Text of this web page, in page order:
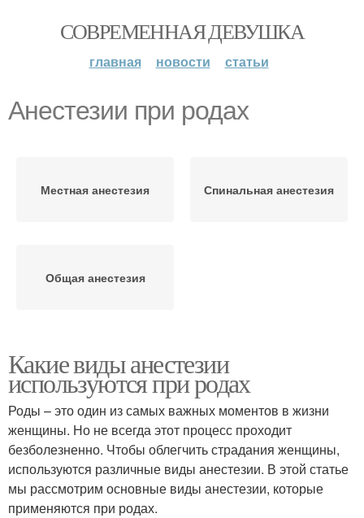
СОВРЕМЕННАЯ ДЕВУШКА
главная новости статьи
Анестезии при родах
Местная анестезия Спинальная анестезия
Общая анестезия
Какие виды анестезии
используются при родах
Роды – это один из самых важных моментов в жизни
женщины. Но не всегда этот процесс проходит
безболезненно. Чтобы облегчить страдания женщины,
используются различные виды анестезии. В этой статье
мы рассмотрим основные виды анестезии, которые
применяются при родах.